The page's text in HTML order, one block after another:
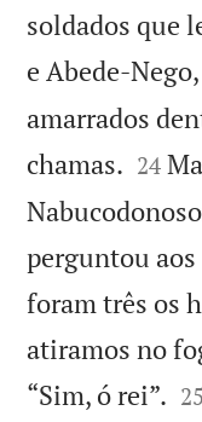
soldados que
e Abede-Nego,
amarrados
chamas. 

24
perguntou
foram três os
atiramos no
“Sim, ó rei”. 

25